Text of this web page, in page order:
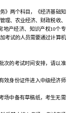
》两个科目，《经济基础知
理、农业经济、财政税收、
地产经济、知识产权10个专
考试的人员需要通过计算机
的考试时间安排，请以准
身份证件进入中级经济师
中备有草稿纸，考生无需